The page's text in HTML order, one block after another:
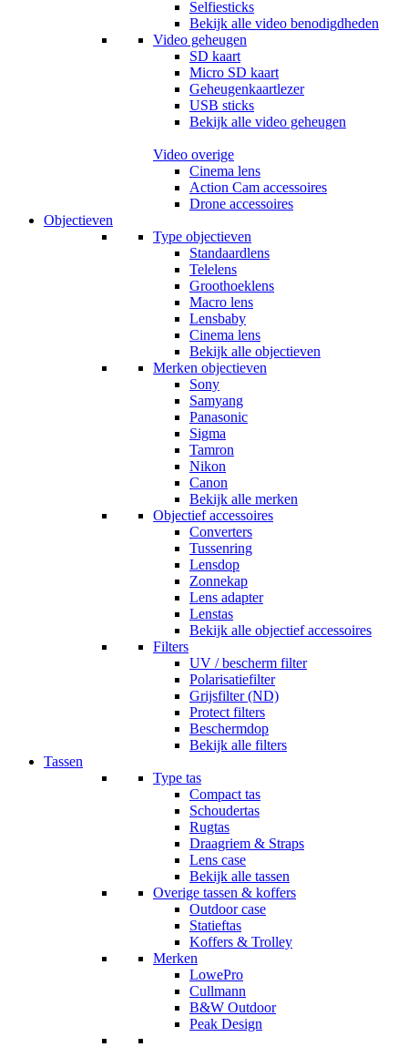
Selfiesticks
Bekijk alle video benodigdheden
Video geheugen
SD kaart
Micro SD kaart
Geheugenkaartlezer
USB sticks
Bekijk alle video geheugen
Video overige
Cinema lens
Action Cam accessoires
Drone accessoires
Objectieven
Type objectieven
Standaardlens
Telelens
Groothoeklens
Macro lens
Lensbaby
Cinema lens
Bekijk alle objectieven
Merken objectieven
Sony
Samyang
Panasonic
Sigma
Tamron
Nikon
Canon
Bekijk alle merken
Objectief accessoires
Converters
Tussenring
Lensdop
Zonnekap
Lens adapter
Lenstas
Bekijk alle objectief accessoires
Filters
UV / bescherm filter
Polarisatiefilter
Grijsfilter (ND)
Protect filters
Beschermdop
Bekijk alle filters
Tassen
Type tas
Compact tas
Schoudertas
Rugtas
Draagriem & Straps
Lens case
Bekijk alle tassen
Overige tassen & koffers
Outdoor case
Statieftas
Koffers & Trolley
Merken
LowePro
Cullmann
B&W Outdoor
Peak Design